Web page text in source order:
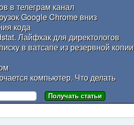
в телеграм канал
Google Chrome вниз
кода
Лайфхак для директологов
в ватсапе из резервной копии
компьютер. Что делать